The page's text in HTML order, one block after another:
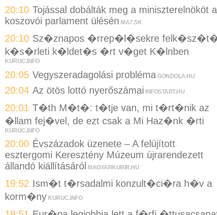
20:10 Tojással dobálták meg a miniszterelnököt a
koszovói parlament ülésén MA7.SK
20:10 Sz�znapos �rrep�l�sekre
k�s�rleti k�ldet�s �rt v�get K�lnben
KURUC.INFO
20:05 Vegyszeradagolási probléma GONDOLA.HU
20:04 Az ötös lottó nyerőszámai INFOSTART.HU
20:01 T�th M�t�: t�tje van, mi t�rt�nik az
�llam fej�vel, de ezt csak a Mi Haz�nk �rti
KURUC.INFO
20:00 Évszázadok üzenete – A felújított
esztergomi Keresztény Múzeum újrarendezett
állandó kiállításáról
MAGYARKURIR.HU
19:52 Ism�t t�rsadalmi konzult�ci�ra h�v a
korm�ny KURUC.INFO